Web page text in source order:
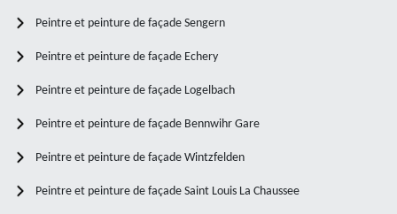
Peintre et peinture de façade Sengern
Peintre et peinture de façade Echery
Peintre et peinture de façade Logelbach
Peintre et peinture de façade Bennwihr Gare
Peintre et peinture de façade Wintzfelden
Peintre et peinture de façade Saint Louis La Chaussee